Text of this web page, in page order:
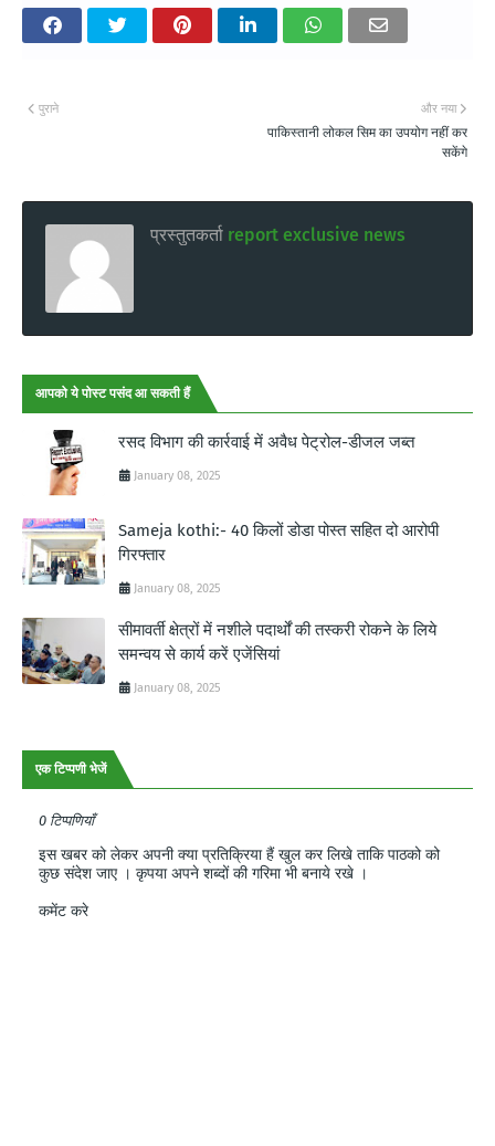
और नया
पाकिस्तानी लोकल सिम का उपयोग नहीं कर
सकेंगे
पुराने
प्रस्तुतकर्ता report exclusive news
आपको ये पोस्ट पसंद आ सकती हैं
रसद विभाग की कार्रवाई में अवैध पेट्रोल-डीजल जब्त
January 08, 2025
Sameja kothi:- 40 किलों डोडा पोस्त सहित दो आरोपी
गिरफ्तार
January 08, 2025
सीमावर्ती क्षेत्रों में नशीले पदार्थों की तस्करी रोकने के लिये
समन्वय से कार्य करें एजेंसियां
January 08, 2025
एक टिप्पणी भेजें
0 टिप्पणियाँ
इस खबर को लेकर अपनी क्या प्रतिक्रिया हैं खुल कर लिखे ताकि पाठको को
कुछ संदेश जाए । कृपया अपने शब्दों की गरिमा भी बनाये रखे ।
कमेंट करे